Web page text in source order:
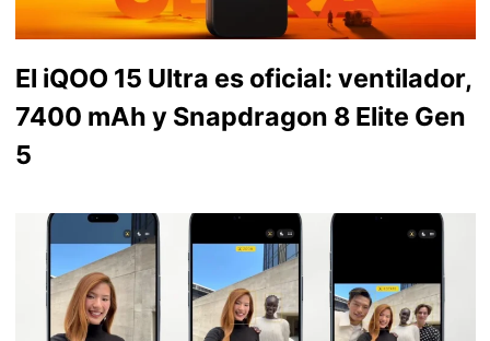
El iQOO 15 Ultra es oficial: ventilador,
7400 mAh y Snapdragon 8 Elite Gen
5